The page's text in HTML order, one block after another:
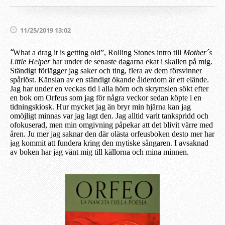
11/25/2019 13:02
“What a drag it is getting old”, Rolling Stones intro till Mother´s
Little Helperhar under de senaste dagarna ekat i skallen på mig.
Ständigt förlägger jag saker och ting, flera av dem försvinner
spårlöst. Känslan av en ständigt ökande ålderdom är ett elände.
Jag har under en veckas tid i alla hörn och skrymslen sökt efter
en bok om Orfeus som jag för några veckor sedan köpte i en
tidningskiosk. Hur mycket jag än bryr min hjärna kan jag
omöjligt minnas var jag lagt den. Jag alltid varit tankspridd och
ofokuserad, men min omgivning påpekar att det blivit värre med
åren. Ju mer jag saknar den därolästa orfeusboken desto mer har
jag kommit att fundera kring den mytiske sångaren. I avsaknad
av boken har jag vänt mig till källorna och mina minnen.